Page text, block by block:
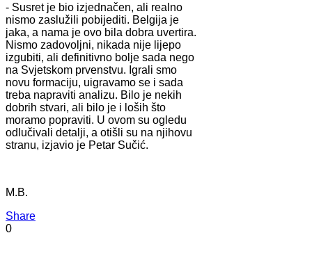
- Susret je bio izjednačen, ali realno
nismo zaslužili pobijediti. Belgija je
jaka, a nama je ovo bila dobra uvertira.
Nismo zadovoljni, nikada nije lijepo
izgubiti, ali definitivno bolje sada nego
na Svjetskom prvenstvu. Igrali smo
novu formaciju, uigravamo se i sada
treba napraviti analizu. Bilo je nekih
dobrih stvari, ali bilo je i loših što
moramo popraviti. U ovom su ogledu
odlučivali detalji, a otišli su na njihovu
stranu, izjavio je Petar Sučić.
M.B.
Share
0